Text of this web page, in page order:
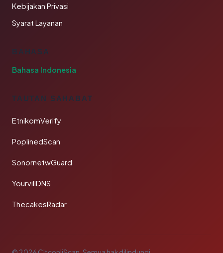
Kebijakan Privasi
Syarat Layanan
BAHASA
Bahasa Indonesia
TAUTAN SAHABAT
EtnikomVerify
PoplinedScan
SonornetwGuard
YourvillDNS
ThecakesRadar